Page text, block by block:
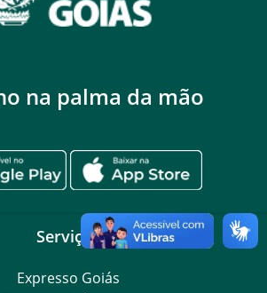
na palma da mão
Serviços
Expresso Goiás